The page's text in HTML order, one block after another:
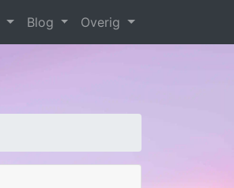
Blog Overig